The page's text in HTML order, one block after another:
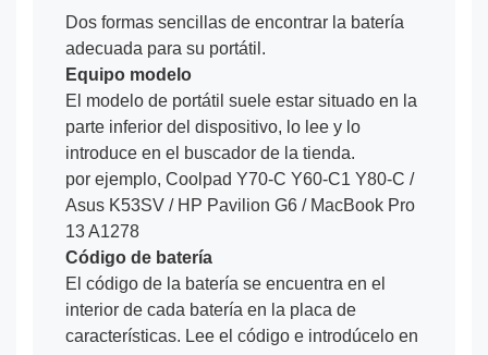
Dos formas sencillas de encontrar la batería
adecuada para su portátil.
Equipo modelo
El modelo de portátil suele estar situado en la
parte inferior del dispositivo, lo lee y lo
introduce en el buscador de la tienda.
por ejemplo, Coolpad Y70-C Y60-C1 Y80-C /
Asus K53SV / HP Pavilion G6 / MacBook Pro
13 A1278
Código de batería
El código de la batería se encuentra en el
interior de cada batería en la placa de
características. Lee el código e introdúcelo en